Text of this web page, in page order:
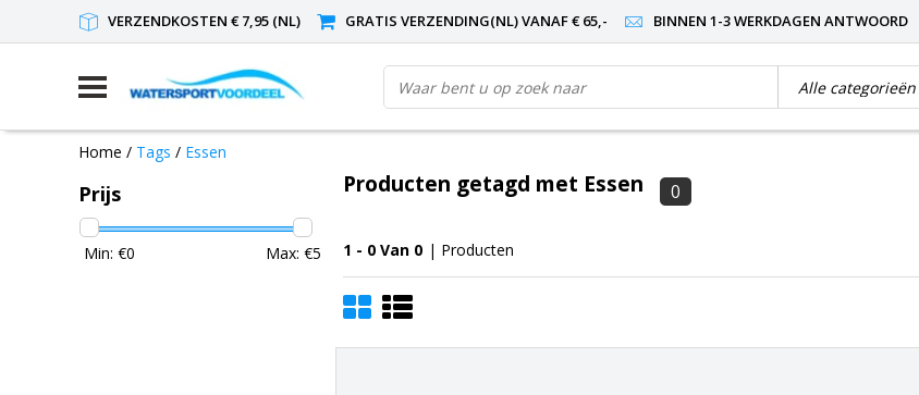
VERZENDKOSTEN € 7,95 (NL) GRATIS VERZENDING(NL) VANAF € 65,- BINNEN 1-3 WERKDAGEN ANTWOORD
Home / Tags / Essen
Prijs
Min: €0 Max: €5
Producten getagd met Essen 0
1 - 0 Van 0 | Producten